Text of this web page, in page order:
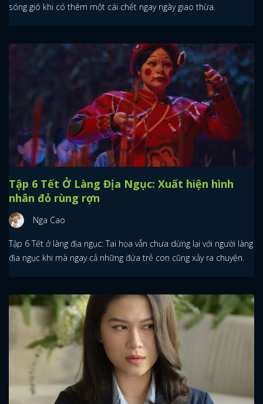
sóng gió khi có thêm một cái chết ngay ngày giao thừa.
Tập 6 Tết Ở Làng Địa Ngục: Xuất hiện hình
nhân đỏ rùng rợn
Nga Cao
Tập 6 Tết ở làng địa ngục: Tai họa vẫn chưa dừng lại với người làng
địa ngục khi mà ngay cả những đứa trẻ con cũng xảy ra chuyện.